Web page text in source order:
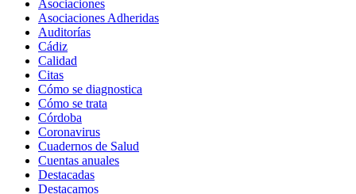
Asociaciones
Asociaciones Adheridas
Auditorías
Cádiz
Calidad
Citas
Cómo se diagnostica
Cómo se trata
Córdoba
Coronavirus
Cuadernos de Salud
Cuentas anuales
Destacadas
Destacamos